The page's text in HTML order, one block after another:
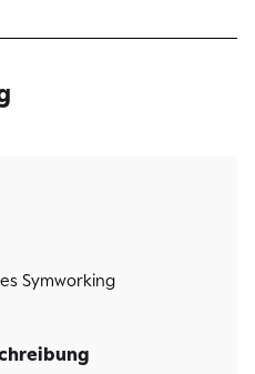
Symworking